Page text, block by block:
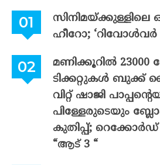
ഹീറോ; ‘റിവോൾവർ
മണിക്കൂറിൽ 23000
ടിക്കറ്റുകൾ ബുക്ക്
വിറ്റ് ഷാജി
പിള്ളേരുടെയും
കുതിപ്പ്; റെക്കോർഡ്
“ആട് 3 “